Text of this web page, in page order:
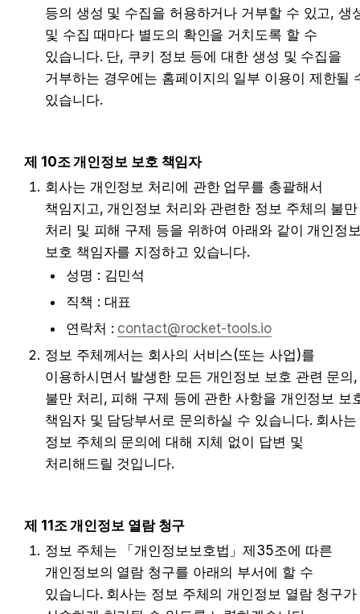
등의 생성 및 수집을 허용하거나 거부할 수 있고, 생
및 수집 때마다 별도의 확인을 거치도록 할 수
있습니다. 단, 쿠키 정보 등에 대한 생성 및 수집을
거부하는 경우에는 홈페이지의 일부 이용이 제한될
있습니다.
제 10조 개인정보 보호 책임자
회사는 개인정보 처리에 관한 업무를 총괄해서
책임지고, 개인정보 처리와 관련한 정보 주체의 불만
처리 및 피해 구제 등을 위하여 아래와 같이 개인정
보호 책임자를 지정하고 있습니다.
성명 : 김민석
직책 : 대표
연락처 : contact@rocket-tools.io
정보 주체께서는 회사의 서비스(또는 사업)를
이용하시면서 발생한 모든 개인정보 보호 관련 문의,
불만 처리, 피해 구제 등에 관한 사항을 개인정보 보
책임자 및 담당부서로 문의하실 수 있습니다. 회사는
정보 주체의 문의에 대해 지체 없이 답변 및
처리해드릴 것입니다.
제 11조 개인정보 열람 청구
정보 주체는 「개인정보보호법」제35조에 따른
개인정보의 열람 청구를 아래의 부서에 할 수
있습니다. 회사는 정보 주체의 개인정보 열람 청구가